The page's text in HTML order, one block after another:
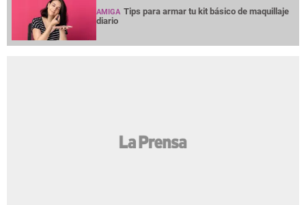
AMIGA Tips para armar tu kit básico de maquillaje
diario